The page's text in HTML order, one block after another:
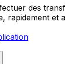
des
rapidement et